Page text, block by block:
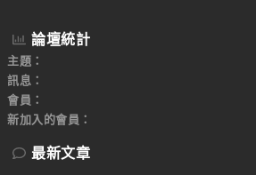
論壇統計
主題
訊息
會員
新加入的會員
最新文章